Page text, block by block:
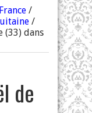
/
/
(33) dans
de